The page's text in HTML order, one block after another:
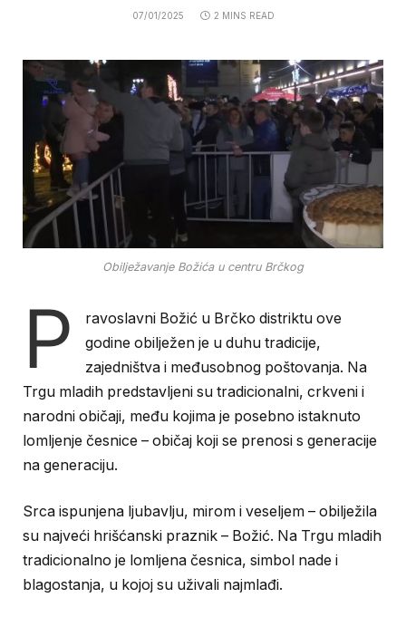
07/01/2025 2 MINS READ
Obilježavanje Božića u centru Brčkog
P
ravoslavni Božić u Brčko distriktu ove
godine obilježen je u duhu tradicije,
zajedništva i međusobnog poštovanja. Na
Trgu mladih predstavljeni su tradicionalni, crkveni i
narodni običaji, među kojima je posebno istaknuto
lomljenje česnice – običaj koji se prenosi s generacije
na generaciju.
Srca ispunjena ljubavlju, mirom i veseljem – obilježila
su najveći hrišćanski praznik – Božić. Na Trgu mladih
tradicionalno je lomljena česnica, simbol nade i
blagostanja, u kojoj su uživali najmlađi.